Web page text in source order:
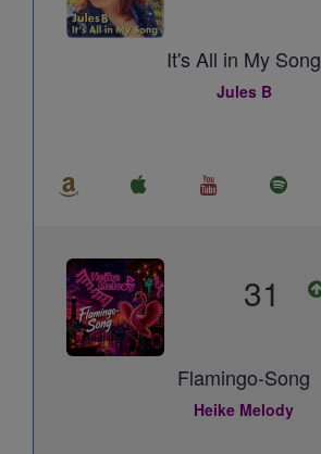
It's All in My Song
Jules B
31
Flamingo-Song
Heike Melody